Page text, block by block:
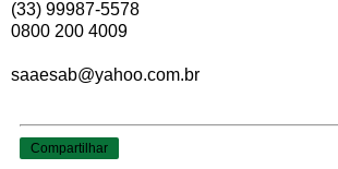
(33) 99987-5578
0800 200 4009
saaesab@yahoo.com.br
Compartilhar